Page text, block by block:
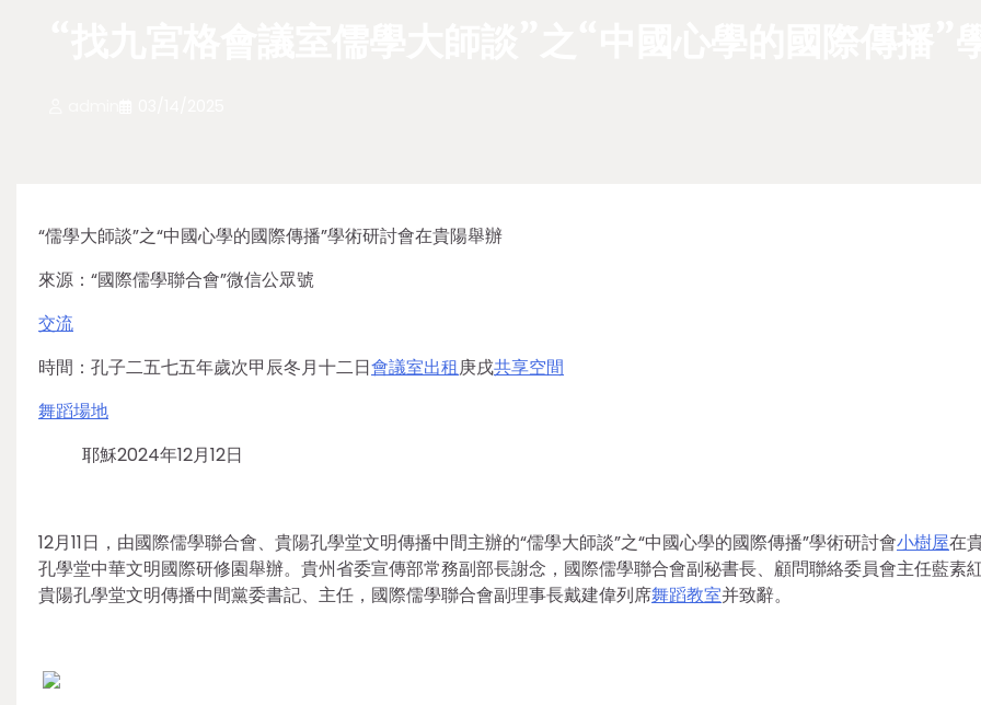
“儒學大師談”之“中國心學的國際傳播”學術研討會在貴陽舉辦
來源：“國際儒學聯合會”微信公眾號
交流
時間：孔子二五七五年歲次甲辰冬月十二日會議室出租庚戌共享空間
舞蹈場地
耶穌2024年12月12日
12月11日，由國際儒學聯合會、貴陽孔學堂文明傳播中間主辦的“儒學大師談”之“中國心學的國際傳播”學術研討會小樹屋在
孔學堂中華文明國際研修園舉辦。貴州省委宣傳部常務副部長謝念，國際儒學聯合會副秘書長、顧問聯絡委員會主任藍素
貴陽孔學堂文明傳播中間黨委書記、主任，國際儒學聯合會副理事長戴建偉列席舞蹈教室并致辭。